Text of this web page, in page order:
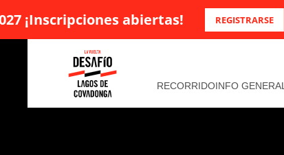
¡Inscripciones abiertas! REGISTRARSE
RECORRIDOINFO GENERAL